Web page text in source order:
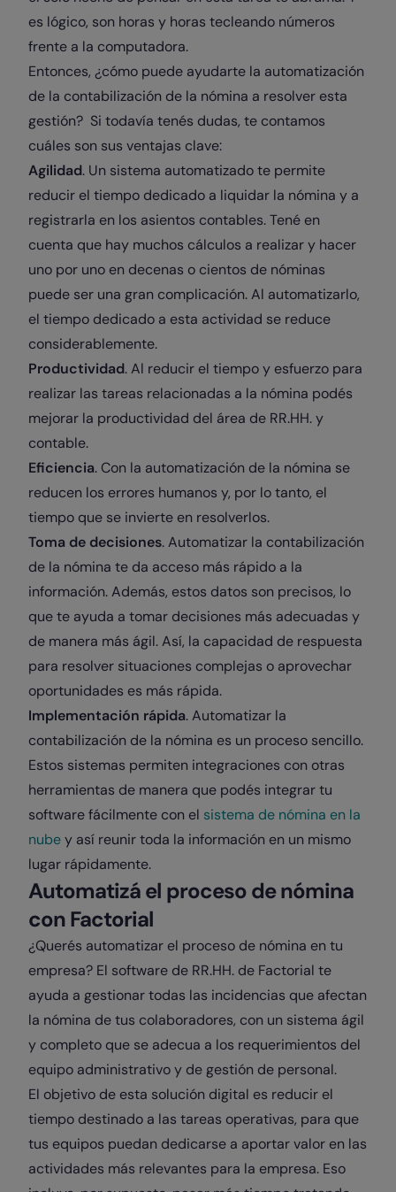
es lógico, son horas y horas tecleando números
frente a la computadora.
Entonces, ¿cómo puede ayudarte la automatización
de la contabilización de la nómina a resolver esta
gestión? Si todavía tenés dudas, te contamos
cuáles son sus ventajas clave:
Agilidad. Un sistema automatizado te permite
reducir el tiempo dedicado a liquidar la nómina y a
registrarla en los asientos contables. Tené en
cuenta que hay muchos cálculos a realizar y hacer
uno por uno en decenas o cientos de nóminas
puede ser una gran complicación. Al automatizarlo,
el tiempo dedicado a esta actividad se reduce
considerablemente.
Productividad. Al reducir el tiempo y esfuerzo para
realizar las tareas relacionadas a la nómina podés
mejorar la productividad del área de RR.HH. y
contable.
Eficiencia. Con la automatización de la nómina se
reducen los errores humanos y, por lo tanto, el
tiempo que se invierte en resolverlos.
Toma de decisiones. Automatizar la contabilización
de la nómina te da acceso más rápido a la
información. Además, estos datos son precisos, lo
que te ayuda a tomar decisiones más adecuadas y
de manera más ágil. Así, la capacidad de respuesta
para resolver situaciones complejas o aprovechar
oportunidades es más rápida.
Implementación rápida. Automatizar la
contabilización de la nómina es un proceso sencillo.
Estos sistemas permiten integraciones con otras
herramientas de manera que podés integrar tu
software fácilmente con el sistema de nómina en la
nubey así reunir toda la información en un mismo
lugar rápidamente.
Automatizá el proceso de nómina
con Factorial
¿Querés automatizar el proceso de nómina en tu
empresa? El software de RR.HH. de Factorial te
ayuda a gestionar todas las incidencias que afectan
la nómina de tus colaboradores, con un sistema ágil
y completo que se adecua a los requerimientos del
equipo administrativo y de gestión de personal.
El objetivo de esta solución digital es reducir el
tiempo destinado a las tareas operativas, para que
tus equipos puedan dedicarse a aportar valor en las
actividades más relevantes para la empresa. Eso